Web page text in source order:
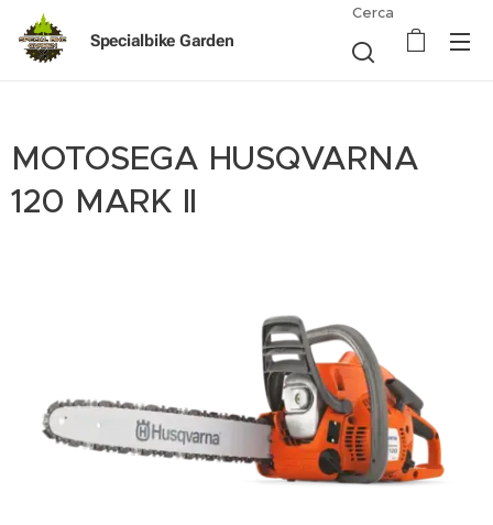
Specialbike Garden
Cerca
MOTOSEGA HUSQVARNA
120 MARK II